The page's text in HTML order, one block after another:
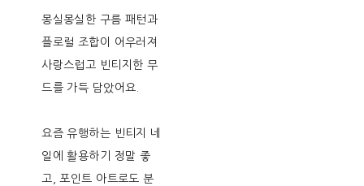
몽실몽실한 구름 패턴과
플로럴 조합이 어우러져
사랑스럽고 빈티지한 무
드를 가득 담았어요.
요즘 유행하는 빈티지 네
일에 활용하기 정말 좋
고, 포인트 아트로도 분